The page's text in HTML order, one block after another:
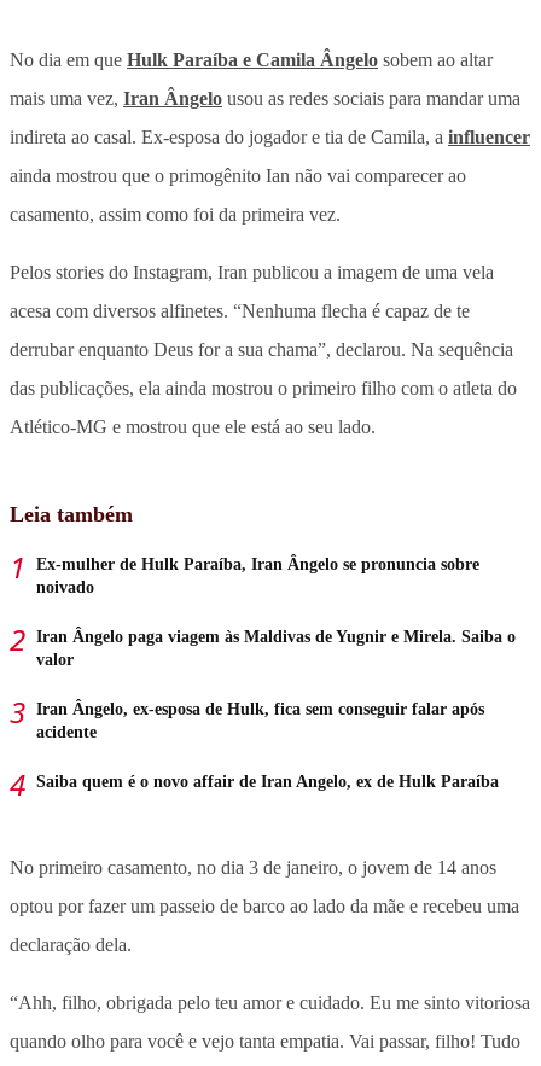
No dia em que Hulk Paraíba e Camila Ângelo sobem ao altar
mais uma vez, Iran Ângelo usou as redes sociais para mandar uma
indireta ao casal. Ex-esposa do jogador e tia de Camila, a influencer
ainda mostrou que o primogênito Ian não vai comparecer ao
casamento, assim como foi da primeira vez.
Pelos stories do Instagram, Iran publicou a imagem de uma vela
acesa com diversos alfinetes. “Nenhuma flecha é capaz de te
derrubar enquanto Deus for a sua chama”, declarou. Na sequência
das publicações, ela ainda mostrou o primeiro filho com o atleta do
Atlético-MG e mostrou que ele está ao seu lado.
Leia também
Ex-mulher de Hulk Paraíba, Iran Ângelo se pronuncia sobre
noivado
Iran Ângelo paga viagem às Maldivas de Yugnir e Mirela. Saiba o
valor
Iran Ângelo, ex-esposa de Hulk, fica sem conseguir falar após
acidente
Saiba quem é o novo affair de Iran Angelo, ex de Hulk Paraíba
No primeiro casamento, no dia 3 de janeiro, o jovem de 14 anos
optou por fazer um passeio de barco ao lado da mãe e recebeu uma
declaração dela.
“Ahh, filho, obrigada pelo teu amor e cuidado. Eu me sinto vitoriosa
quando olho para você e vejo tanta empatia. Vai passar, filho! Tudo